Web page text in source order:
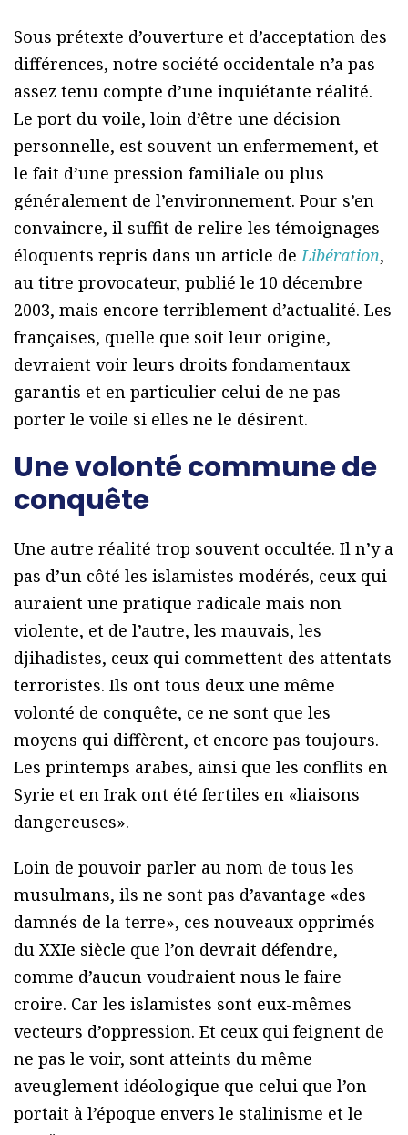
Sous prétexte d’ouverture et d’acceptation des
différences, notre société occidentale n’a pas
assez tenu compte d’une inquiétante réalité.
Le port du voile, loin d’être une décision
personnelle, est souvent un enfermement, et
le fait d’une pression familiale ou plus
généralement de l’environnement. Pour s’en
convaincre, il suffit de relire les témoignages
éloquents repris dans un article deLibération,
au titre provocateur, publié le 10 décembre
2003, mais encore terriblement d’actualité. Les
françaises, quelle que soit leur origine,
devraient voir leurs droits fondamentaux
garantis et en particulier celui de ne pas
porter le voile si elles ne le désirent.
Une volonté commune de
conquête
Une autre réalité trop souvent occultée. Il n’y a
pas d’un côté les islamistes modérés, ceux qui
auraient une pratique radicale mais non
violente, et de l’autre, les mauvais, les
djihadistes, ceux qui commettent des attentats
terroristes. Ils ont tous deux une même
volonté de conquête, ce ne sont que les
moyens qui diffèrent, et encore pas toujours.
Les printemps arabes, ainsi que les conflits en
Syrie et en Irak ont été fertiles en «liaisons
dangereuses».
Loin de pouvoir parler au nom de tous les
musulmans, ils ne sont pas d’avantage «des
damnés de la terre», ces nouveaux opprimés
du XXIe siècle que l’on devrait défendre,
comme d’aucun voudraient nous le faire
croire. Car les islamistes sont eux-mêmes
vecteurs d’oppression. Et ceux qui feignent de
ne pas le voir, sont atteints du même
aveuglement idéologique que celui que l’on
portait à l’époque envers le stalinisme et le